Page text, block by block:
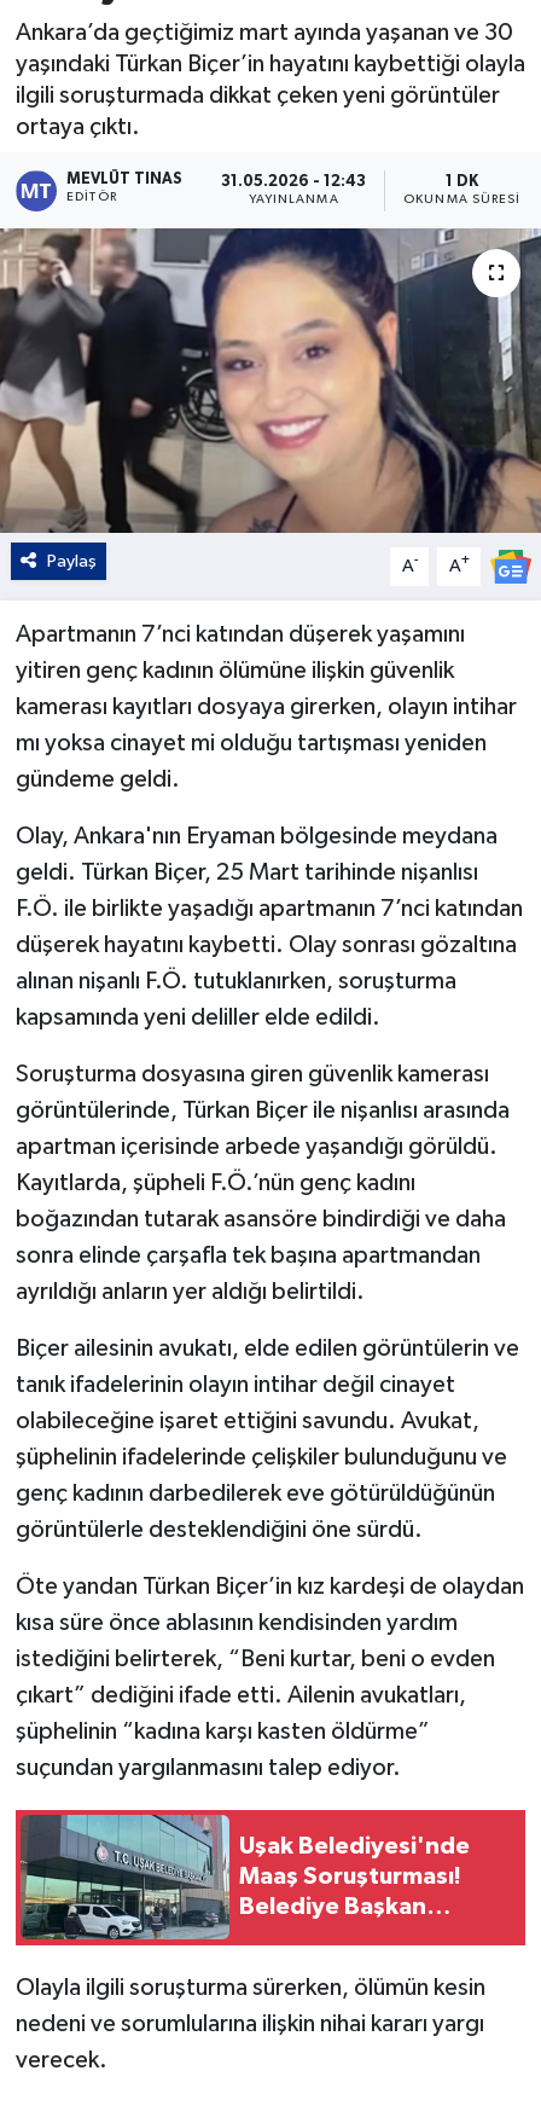
Ankara’da geçtiğimiz mart ayında yaşanan ve 30
yaşındaki Türkan Biçer’in hayatını kaybettiği olayla
ilgili soruşturmada dikkat çeken yeni görüntüler
ortaya çıktı.
MEVLÜT TINAS
EDITÖR
31.05.2026 - 12:43
YAYINLANMA
1 DK
OKUNMA SÜRESI
Paylaş A- A+
Apartmanın 7’nci katından düşerek yaşamını
yitiren genç kadının ölümüne ilişkin güvenlik
kamerası kayıtları dosyaya girerken, olayın intihar
mı yoksa cinayet mi olduğu tartışması yeniden
gündeme geldi.
Olay, Ankara'nın Eryaman bölgesinde meydana
geldi. Türkan Biçer, 25 Mart tarihinde nişanlısı
F.Ö. ile birlikte yaşadığı apartmanın 7’nci katından
düşerek hayatını kaybetti. Olay sonrası gözaltına
alınan nişanlı F.Ö. tutuklanırken, soruşturma
kapsamında yeni deliller elde edildi.
Soruşturma dosyasına giren güvenlik kamerası
görüntülerinde, Türkan Biçer ile nişanlısı arasında
apartman içerisinde arbede yaşandığı görüldü.
Kayıtlarda, şüpheli F.Ö.’nün genç kadını
boğazından tutarak asansöre bindirdiği ve daha
sonra elinde çarşafla tek başına apartmandan
ayrıldığı anların yer aldığı belirtildi.
Biçer ailesinin avukatı, elde edilen görüntülerin ve
tanık ifadelerinin olayın intihar değil cinayet
olabileceğine işaret ettiğini savundu. Avukat,
şüphelinin ifadelerinde çelişkiler bulunduğunu ve
genç kadının darbedilerek eve götürüldüğünün
görüntülerle desteklendiğini öne sürdü.
Öte yandan Türkan Biçer’in kız kardeşi de olaydan
kısa süre önce ablasının kendisinden yardım
istediğini belirterek, “Beni kurtar, beni o evden
çıkart” dediğini ifade etti. Ailenin avukatları,
şüphelinin “kadına karşı kasten öldürme”
suçundan yargılanmasını talep ediyor.
Uşak Belediyesi'nde
Maaş Soruşturması!
Belediye Başkan
Olayla ilgili soruşturma sürerken, ölümün kesin
nedeni ve sorumlularına ilişkin nihai kararı yargı
verecek.
Kültür - Sanat
Yaşam